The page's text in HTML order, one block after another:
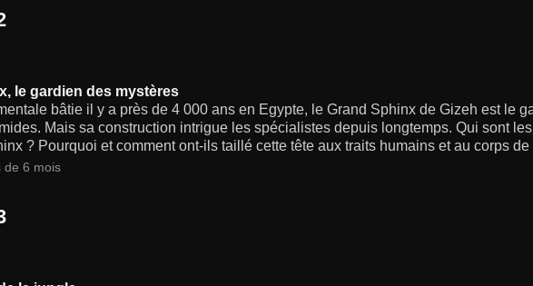
le gardien des mystères
bâtie il y a près de 4 000 ans en Egypte, le Grand Sphinx de Gizeh est le
Mais sa construction intrigue les spécialistes depuis longtemps. Qui sont
? Pourquoi et comment ont-ils taillé cette tête aux traits humains et au corps
de 6 mois